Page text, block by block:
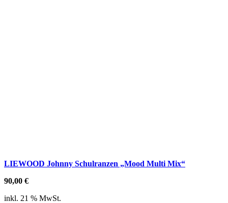
LIEWOOD Johnny Schulranzen „Mood Multi Mix“
90,00 €
inkl. 21 % MwSt.